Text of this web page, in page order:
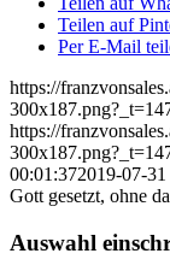
Teilen auf
Per E-Mail
https://
https://
00:01:372019-07-
Gott gesetzt, ohne
Auswahl